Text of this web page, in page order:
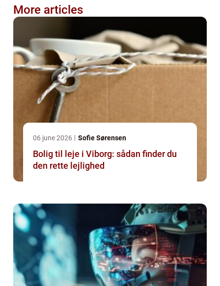
More articles
06 june 2026 Sofie Sørensen
Bolig til leje i Viborg: sådan finder du
den rette lejlighed